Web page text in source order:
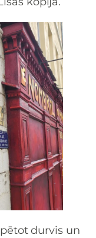
durvis un